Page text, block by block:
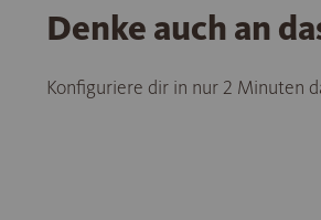
Denke auch an
Konfiguriere dir in nur 2 Minuten